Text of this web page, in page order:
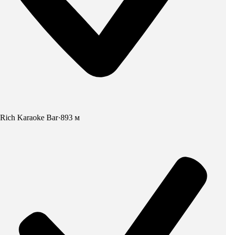
Rich Karaoke Bar·893 м